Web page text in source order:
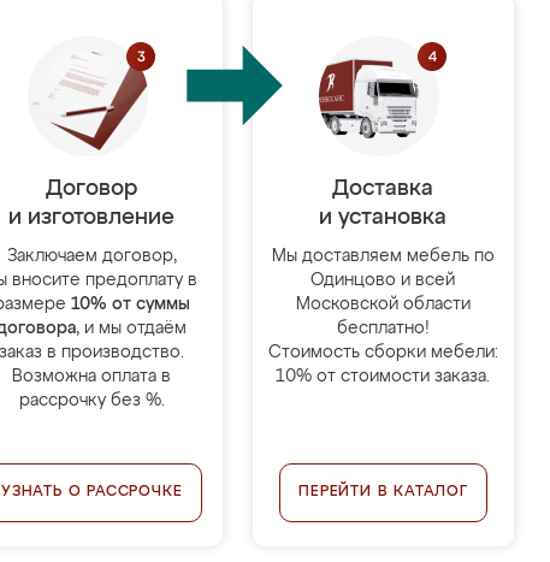
Договор
и изготовление
Заключаем договор,
вносите предоплату в
10% от суммы
, и мы отдаём
заказ в производство.
Возможна оплата в
рассрочку без %.
УЗНАТЬ О РАССРОЧКЕ
Доставка
и установка
Мы доставляем мебель по
Одинцово и всей
Московской области
бесплатно!
Стоимость сборки мебели:
10% от стоимости заказа.
ПЕРЕЙТИ В КАТАЛОГ